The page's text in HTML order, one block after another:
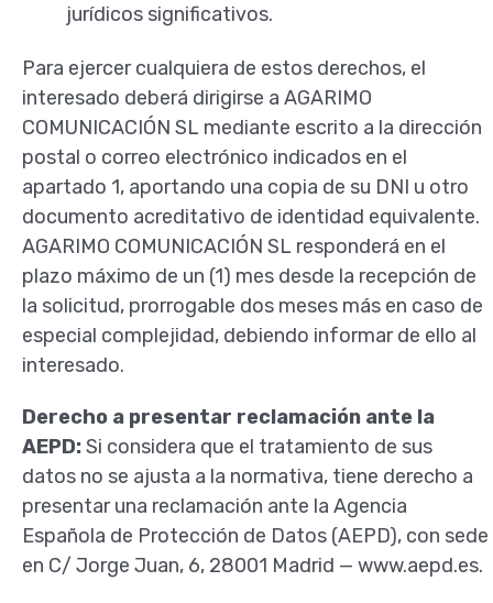
jurídicos significativos.
Para ejercer cualquiera de estos derechos, el
interesado deberá dirigirse a AGARIMO
COMUNICACIÓN SL mediante escrito a la dirección
postal o correo electrónico indicados en el
apartado 1, aportando una copia de su DNI u otro
documento acreditativo de identidad equivalente.
AGARIMO COMUNICACIÓN SL responderá en el
plazo máximo de un (1) mes desde la recepción de
la solicitud, prorrogable dos meses más en caso de
especial complejidad, debiendo informar de ello al
interesado.
Derecho a presentar reclamación ante la
AEPD:Si considera que el tratamiento de sus
datos no se ajusta a la normativa, tiene derecho a
presentar una reclamación ante la Agencia
Española de Protección de Datos (AEPD), con sede
en C/ Jorge Juan, 6, 28001 Madrid — www.aepd.es.